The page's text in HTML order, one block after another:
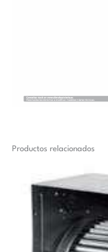
Productos relacionados
precio
original
era:
533,00 €.
precio
actual